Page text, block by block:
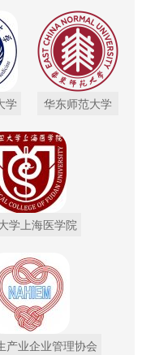
学 华东师范大学
学上海医学院
产业企业管理协会